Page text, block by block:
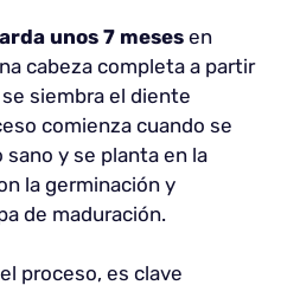
unos 7 mesesen
cabeza completa a partir
siembra el diente
comienza cuando se
y se planta en la
la germinación y
de maduración.
proceso, es clave